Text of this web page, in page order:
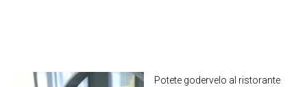
Potete godervelo al ristorante